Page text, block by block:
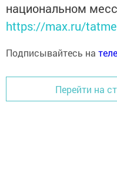
национальном
https://max.ru/
Подписывайтесь на
Перейти на